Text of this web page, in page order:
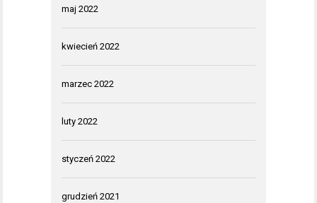
maj 2022
kwiecień 2022
marzec 2022
luty 2022
styczeń 2022
grudzień 2021